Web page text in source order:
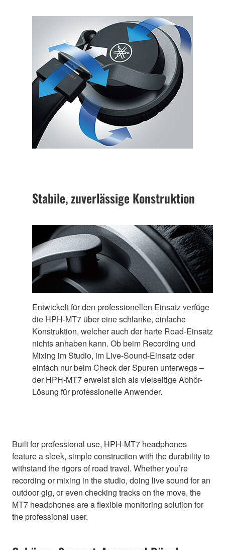
Stabile, zuverlässige Konstruktion
Entwickelt für den professionellen Einsatz verfüge
die HPH-MT7 über eine schlanke, einfache
Konstruktion, welcher auch der harte Road-Einsatz
nichts anhaben kann. Ob beim Recording und
Mixing im Studio, im Live-Sound-Einsatz oder
einfach nur beim Check der Spuren unterwegs –
der HPH-MT7 erweist sich als vielseitige Abhör-
Lösung für professionelle Anwender.
Built for professional use, HPH-MT7 headphones
feature a sleek, simple construction with the durability to
withstand the rigors of road travel. Whether you’re
recording or mixing in the studio, doing live sound for an
outdoor gig, or even checking tracks on the move, the
MT7 headphones are a flexible monitoring solution for
the professional user.